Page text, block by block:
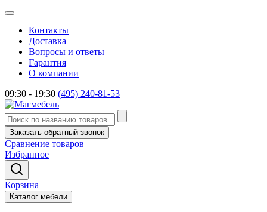
Контакты
Доставка
Вопросы и ответы
Гарантия
О компании
09:30 - 19:30 (495) 240-81-53
Заказать обратный звонок
Сравнение товаров
Избранное
Корзина
Каталог мебели